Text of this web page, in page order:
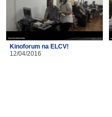
Kinoforum na ELCV!
12/04/2016